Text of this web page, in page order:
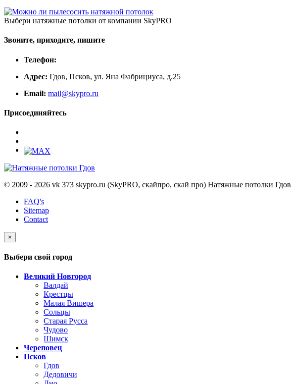
Выбери натяжные потолки от компании SkyPRO
Звоните, приходите, пишите
Телефон:
Адрес: Гдов, Псков, ул. Яна Фабрициуса, д.25
Email: mail@skypro.ru
Присоединяйтесь
© 2009 - 2026 vk 373 skypro.ru (SkyPRO, скайпро, скай про) Натяжные потолки Гдов
FAQ's
Sitemap
Contact
×
Выбери свой город
Великий Новгород
Валдай
Крестцы
Малая Вишера
Сольцы
Старая Русса
Чудово
Шимск
Череповец
Псков
Гдов
Дедовичи